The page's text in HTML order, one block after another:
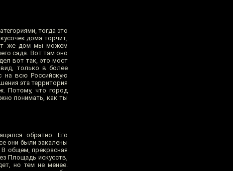
тогда это
дома торчит,
же дом мы можем
сада. Вот там оно
вот так, это мост
только в более
на всю Российскую
эта территория
Потому, что город
понимать, как ты
обратно. Его
они были закалены
общем, прекрасная
Площадь искусств,
но тем не менее.